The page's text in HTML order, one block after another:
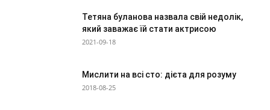
Тетяна буланова назвала свій недолік,
який заважає їй стати актрисою
2021-09-18
Мислити на всі сто: дієта для розуму
2018-08-25